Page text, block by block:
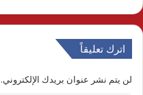
اترك تعليقاً
لن يتم نشر عنوان بريدك الإلكتروني.